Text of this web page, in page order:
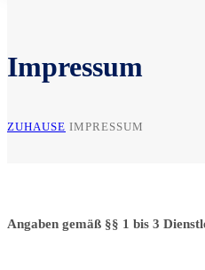
Impressum
ZUHAUSE IMPRESSUM
Angaben gemäß §§ 1 bis 3